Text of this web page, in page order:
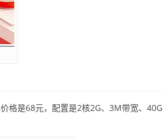
格是68元，配置是2核2G、3M带宽、40G